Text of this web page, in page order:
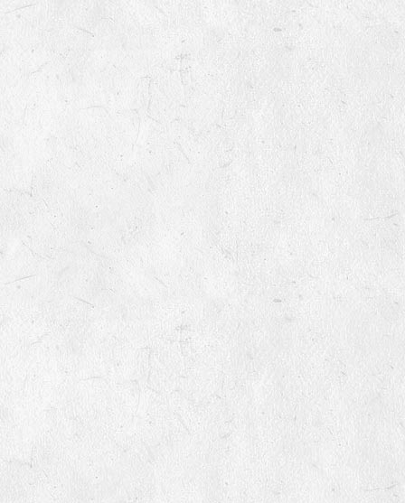
variétés non inscrites au
catalogue officiel ?
Mes semences germeront-
elles encore l'année
prochaine ?
Qu’est-ce qu’une variété non
inscrite ?
Pourquoi vendez-vous des
semences non inscrites au
catalogue officiel ?
9
Quels sont le montant des
frais de port